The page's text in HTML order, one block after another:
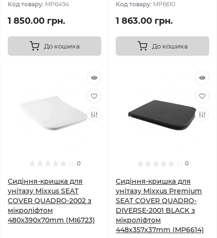
Код товару: MP6494
1 850.00 грн.
До кошика
Код товару: MP6610
1 863.00 грн.
До кошика
0
Сидіння-кришка для
унітазу Mixxus SEAT
COVER QUADRO-2002 з
мікроліфтом
480x390x70mm (MI6723)
0
Сидіння-кришка для
унітазу Mixxus Premium
SEAT COVER QUADRO-
DIVERSE-2001 BLACK з
мікроліфтом
448х357х37mm (MP6614)